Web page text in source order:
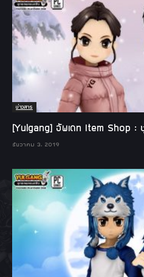
ข่าวสาร
[Yulgang] อัพเดท Item Shop :
ธันวาคม 3, 2019